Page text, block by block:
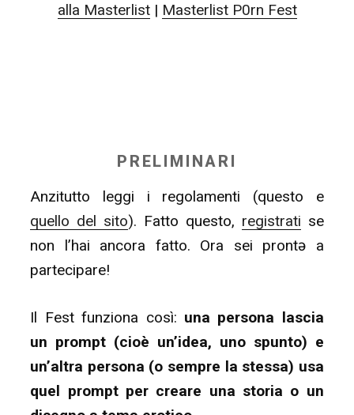
alla Masterlist| Masterlist P0rn Fest
PRELIMINARI
Anzitutto leggi i regolamenti (questo e
quello del sito). Fatto questo, registrati se
non l’hai ancora fatto. Ora sei prontə a
partecipare!
Il Fest funziona così: una persona lascia
un prompt (cioè un’idea, uno spunto) e
un’altra persona (o sempre la stessa) usa
quel prompt per creare una storia o un